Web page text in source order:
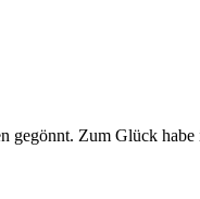
gegönnt. Zum Glück